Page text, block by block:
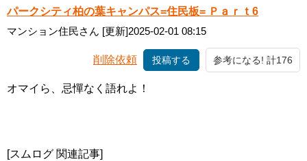
パークシティ柏の葉キャンパス=住民板= Ｐａｒｔ6
マンション住民さん [更新]2025-02-01 08:15
削除依頼 投稿する 参考になる! 計176
オマイら、忌憚なく語れよ！
[スムログ 関連記事]